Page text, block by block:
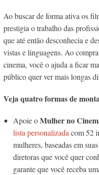
Ao buscar de forma ativa os
prestigia o trabalho das
que até então desconhecia e
vistas e linguagens. Ao
cinema, você o ajuda a ficar
público quer ver mais longas
Veja quatro formas de
Apoie oMulher no
lista personalizada com 52
mulheres, baseadas em
diretoras que você quer
garante que você receba